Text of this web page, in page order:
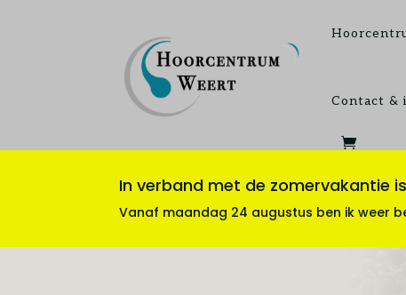
Contact &
In verband met de zomervakantie
Vanaf maandag 24 augustus ben ik weer